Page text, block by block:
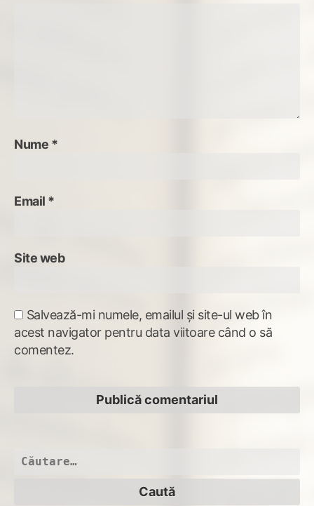
Nume *
Email *
Site web
Salvează-mi numele, emailul și site-ul web în
acest navigator pentru data viitoare când o să
comentez.
Caută